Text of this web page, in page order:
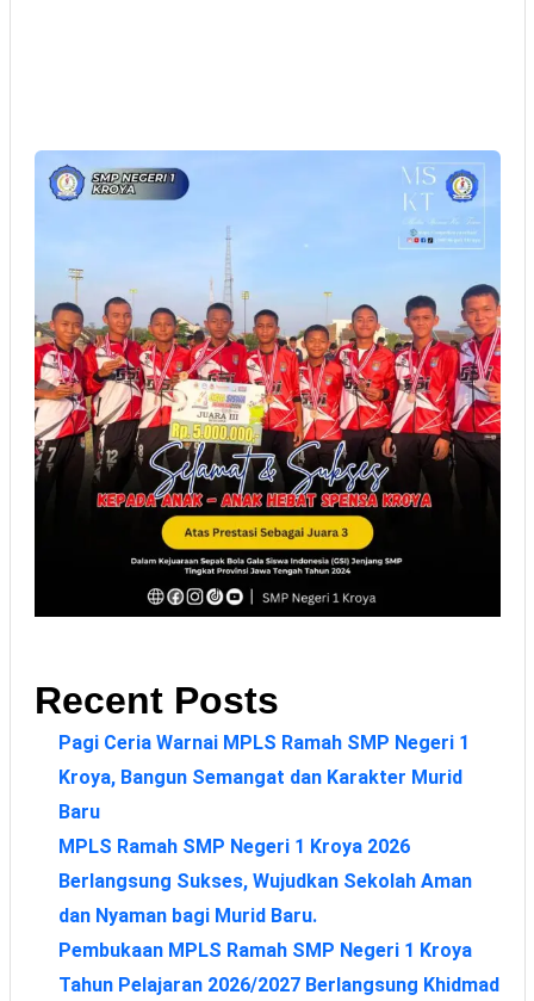
Recent Posts
Pagi Ceria Warnai MPLS Ramah SMP Negeri 1
Kroya, Bangun Semangat dan Karakter Murid
Baru
MPLS Ramah SMP Negeri 1 Kroya 2026
Berlangsung Sukses, Wujudkan Sekolah Aman
dan Nyaman bagi Murid Baru.
Pembukaan MPLS Ramah SMP Negeri 1 Kroya
Tahun Pelajaran 2026/2027 Berlangsung Khidmad